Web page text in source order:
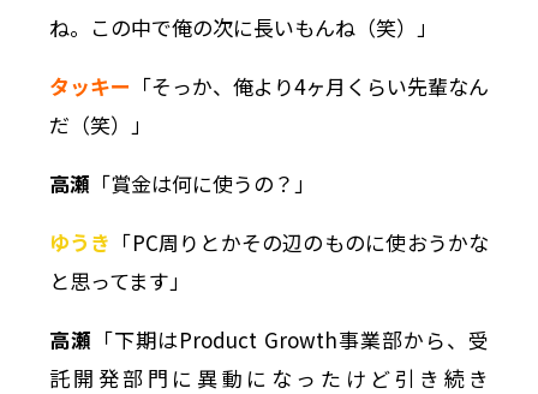
ね。この中で俺の次に長いもんね（笑）」
タッキー 「そっか、俺より4ヶ月くらい先輩なん
だ（笑）」
高瀬 「賞金は何に使うの？」
ゆうき 「PC周りとかその辺のものに使おうかな
と思ってます」
高瀬 「下期はProduct Growth事業部から、受
託開発部門に異動になったけど引き続き